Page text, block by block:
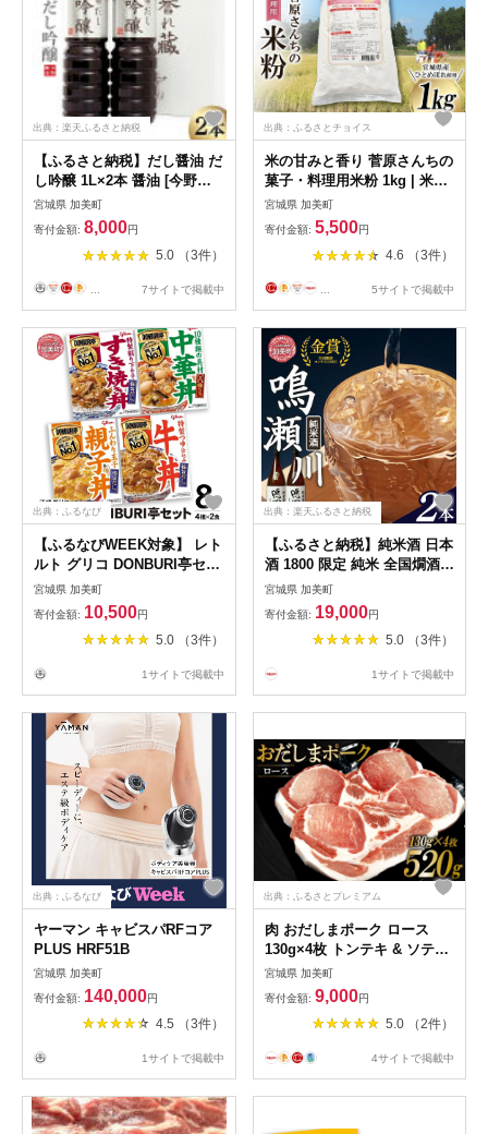
出典：楽天ふるさと納税
【ふるさと納税】だし醤油 だ
し吟醸 1L×2本 醤油 [今野醸
造 宮城県 加美町 44580993]
だし しょうゆ 出汁 かつお さ
ば
宮城県 加美町
寄付金額: 8,000円
5.0 （3件）
7サイトで掲載中
出典：ふるさとチョイス
米の甘みと香り 菅原さんちの
菓子・料理用米粉 1kg | 米粉
うるち米 粉 料理用粉 [菅原商
店 宮城県 加美町] | sg-kk-
ryo01kg |1031KH
宮城県 加美町
寄付金額: 5,500円
4.6 （3件）
5サイトで掲載中
出典：ふるなび
【ふるなびWEEK対象】 レト
ルト グリコ DONBURI亭セッ
ト レトルト8食入り
宮城県 加美町
寄付金額: 10,500円
5.0 （3件）
1サイトで掲載中
出典：楽天ふるさと納税
【ふるさと納税】純米酒 日本
酒 1800 限定 純米 全国燗酒コ
ンテスト 2021 金賞 鳴瀬川 純
米酒 1.8L×2本 [中勇酒造店 宮
城県 加美町 ns00003-jm-2s]
日本酒 お酒 さけ おすすめ 天
セット 家飲み お祝い 返礼品
宮城県 加美町
寄付金額: 19,000円
5.0 （3件）
1サイトで掲載中
出典：ふるなび
ヤーマン キャビスパRFコア
PLUS HRF51B
宮城県 加美町
寄付金額: 140,000円
4.5 （3件）
1サイトで掲載中
出典：ふるさとプレミアム
肉 おだしまポーク ロース
130g×4枚 トンテキ & ソテー
に最適♪ [関精肉畜産 宮城県
加美町 44581353] 豚肉 豚ロ
ース ステーキ ポークソテー
宮城県 加美町
寄付金額: 9,000円
5.0 （2件）
4サイトで掲載中